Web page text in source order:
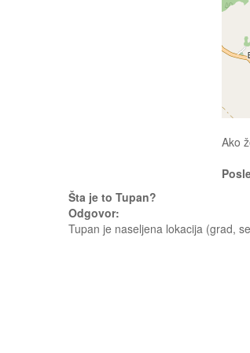
Ako
Šta je to Tupan?
Odgovor:
Tupan je naseljena lokacija (grad,